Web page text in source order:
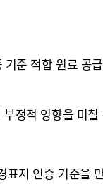
준 적합 원료 공
정적 영향을 미
지 인증 기준을